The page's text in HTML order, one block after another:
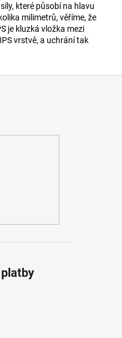
které působí na hlavu
milimetrů, věříme, že
je kluzká vložka mezi
vrstvě, a uchrání tak